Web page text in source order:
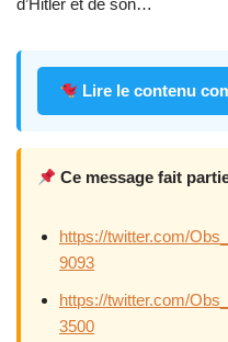
d’Hitler et de son…
Lire le contenu
Ce message fait
https://twitter.com/
9093
https://twitter.com/
3500